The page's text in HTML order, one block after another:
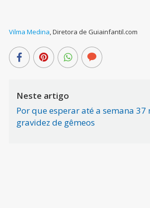
Vilma Medina,Diretora de Guiainfantil.com
Neste artigo
Por que esperar até a semana 37
gravidez de gêmeos